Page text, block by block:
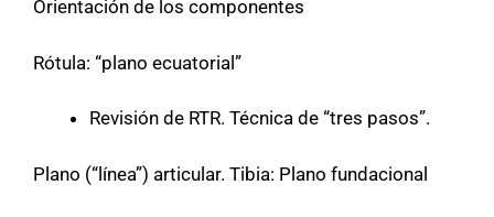
Orientación de los componentes
Rótula: “plano ecuatorial”
Revisión de RTR. Técnica de “tres pasos”.
Plano (“línea”) articular. Tibia: Plano fundacional